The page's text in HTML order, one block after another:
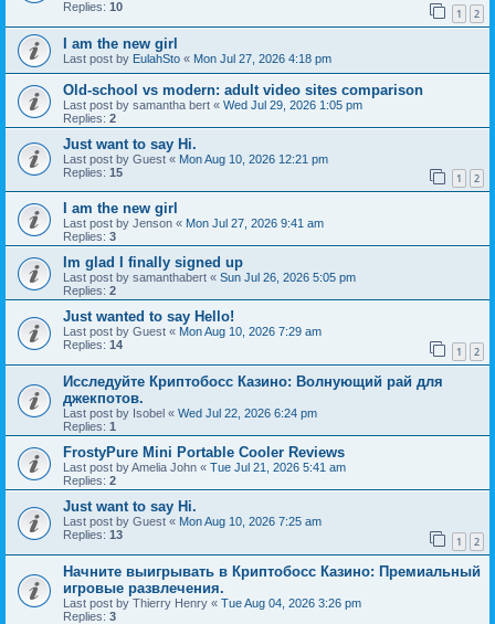
Replies: 10 1 2
I am the new girl
Last post by EulahSto « Mon Jul 27, 2026 4:18 pm
Old-school vs modern: adult video sites comparison
Last post by samantha bert « Wed Jul 29, 2026 1:05 pm
Replies: 2
Just want to say Hi.
Last post by Guest « Mon Aug 10, 2026 12:21 pm
Replies: 15 1 2
I am the new girl
Last post by Jenson « Mon Jul 27, 2026 9:41 am
Replies: 3
Im glad I finally signed up
Last post by samanthabert « Sun Jul 26, 2026 5:05 pm
Replies: 2
Just wanted to say Hello!
Last post by Guest « Mon Aug 10, 2026 7:29 am
Replies: 14 1 2
Исследуйте Криптобосс Казино: Волнующий рай для
джекпотов.
Last post by Isobel « Wed Jul 22, 2026 6:24 pm
Replies: 1
FrostyPure Mini Portable Cooler Reviews
Last post byAmelia John « Tue Jul 21, 2026 5:41 am
Replies: 2
Just want to say Hi.
Last post by Guest « Mon Aug 10, 2026 7:25 am
Replies: 13 1 2
Начните выигрывать в Криптобосс Казино: Премиальный
игровые развлечения.
Last post by Thierry Henry « Tue Aug 04, 2026 3:26 pm
Replies: 3